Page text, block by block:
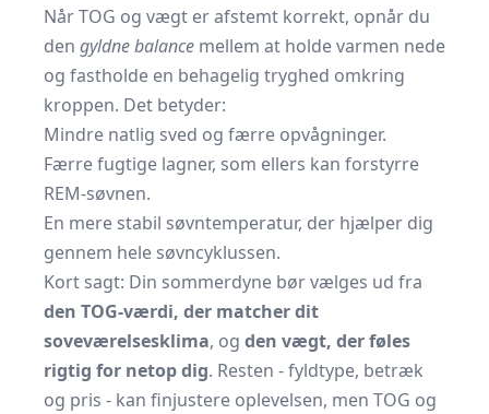
Når TOG og vægt er afstemt korrekt, opnår du
den gyldne balance mellem at holde varmen nede
og fastholde en behagelig tryghed omkring
kroppen. Det betyder:
Mindre natlig sved og færre opvågninger.
Færre fugtige lagner, som ellers kan forstyrre
REM-søvnen.
En mere stabil søvntemperatur, der hjælper dig
gennem hele søvncyklussen.
Kort sagt: Din sommerdyne bør vælges ud fra
den TOG-værdi, der matcher dit
soveværelsesklima, og den vægt, der føles
rigtig for netop dig. Resten - fyldtype, betræk
og pris - kan finjustere oplevelsen, men TOG og